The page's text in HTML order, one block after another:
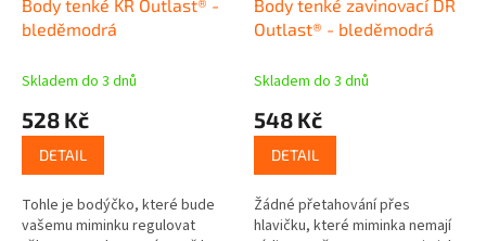
Body tenké KR Outlast® -
bleděmodrá
Skladem do 3 dnů
528 Kč
DETAIL
Tohle je bodýčko, které bude
vašemu miminku regulovat
Body tenké zavinovací DR
Outlast® - bleděmodrá
Skladem do 3 dnů
548 Kč
DETAIL
Žádné přetahování přes
hlavičku, které miminka nemají